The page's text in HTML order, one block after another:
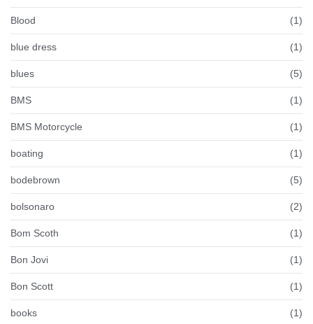
Blood (1)
blue dress (1)
blues (5)
BMS (1)
BMS Motorcycle (1)
boating (1)
bodebrown (5)
bolsonaro (2)
Bom Scoth (1)
Bon Jovi (1)
Bon Scott (1)
books (1)